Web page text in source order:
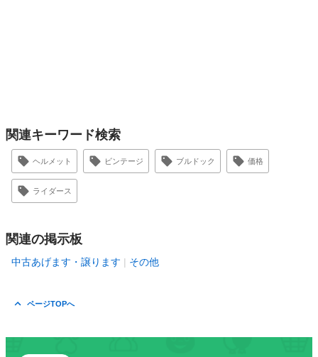
関連キーワード検索
ヘルメット ビンテージ ブルドック 価格
ライダース
関連の掲示板
中古あげます・譲ります その他
ページTOPへ